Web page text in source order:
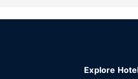
услуги и удобства: бесплатный
Explore